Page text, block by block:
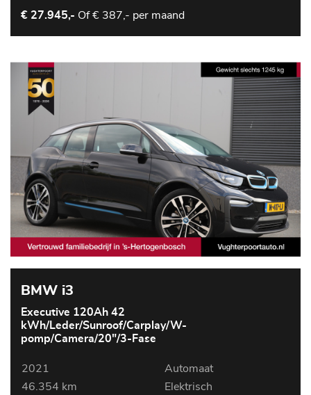
€ 27.945,- Of€ 387,- per maand
BMW i3
Executive 120Ah 42
kWh/Leder/Sunroof/Carplay/W-
pomp/Camera/20"/3-Fase
2021
Automaat
46.354 km
Elektrisch